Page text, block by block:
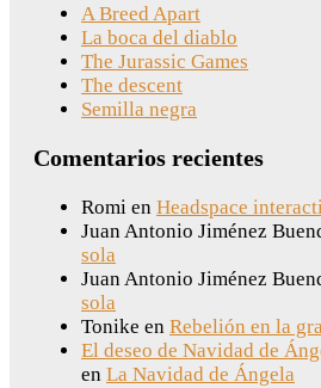
A Breed Apart
La boca del diablo
The Jurassic Games
The descent
Semilla negra
Comentarios recientes
Romi en Headspace
Juan Antonio Jiménez
sola
Juan Antonio Jiménez
sola
Tonike en Rebelión en la
El deseo de Navidad de
en La Navidad de Ángela